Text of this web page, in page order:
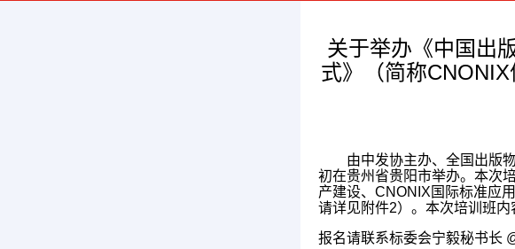
关于举办《中国出
式》（简称
由中发协主办、全国出版物
初在贵州省贵阳市举办。本次
产建设、CNONIX国际标准应
请详见附件2）。本次培训班内
报名请联系标委会宁毅秘书长